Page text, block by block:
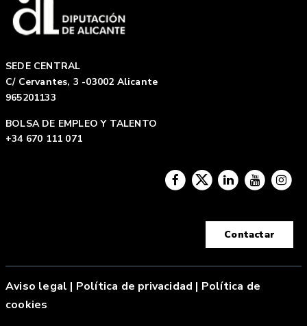
SEDE CENTRAL
C/ Cervantes, 3 -03002 Alicante
965201133
BOLSA DE EMPLEO Y TALENTO
+34 670 111 071
Contactar
Aviso legal | Política de privacidad | Política de
cookies